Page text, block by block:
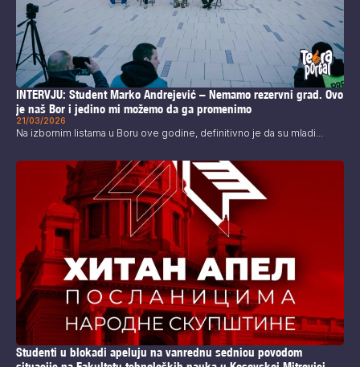
INTERVJU: Student Marko Andrejević – Nemamo rezervni grad. Ovo
je naš Bor i jedino mi možemo da ga promenimo
21/03/2026
Na izbornim listama u Boru ove godine, definitivno je da su mladi...
Studenti u blokadi apeluju na vanrednu sednicu povodom